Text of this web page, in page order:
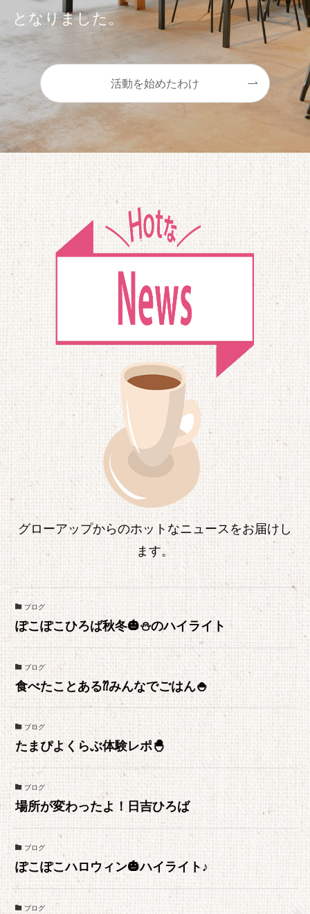
となりました。
活動を始めたわけ
グローアップからのホットなニュースをお届けし
ます。
ブログ
ぽこぽこひろば秋冬🎃⛄のハイライト
ブログ
食べたことある⁇みんなでごはん🍚
ブログ
たまぴよくらぶ体験レポ🐣
ブログ
場所が変わったよ！日吉ひろば
ブログ
ぽこぽこハロウィン🎃ハイライト♪
ブログ